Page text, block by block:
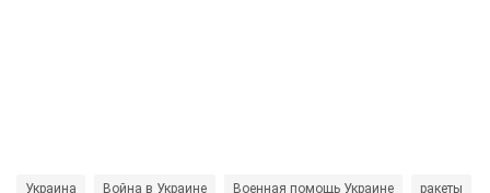
Украина Война в Украине Военная помощь Украине ракеты